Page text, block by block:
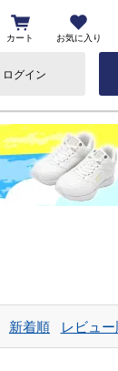
カート お気に入り
ログイン
新着順 レビュ